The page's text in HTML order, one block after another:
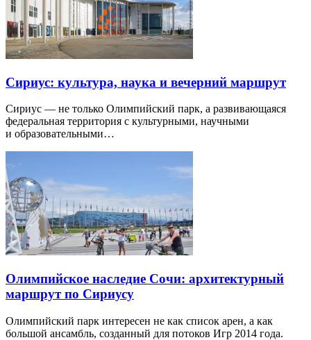
Сириус: культура, наука и вечерний маршрут
Сириус — не только Олимпийский парк, а развивающаяся
федеральная территория с культурными, научными
и образовательными…
Олимпийское наследие Сочи: архитектурный
маршрут по Сириусу
Олимпийский парк интересен не как список арен, а как
большой ансамбль, созданный для потоков Игр 2014 года.